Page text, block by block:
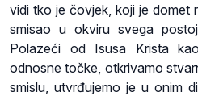
vidi tko je čovjek, koji je domet
smisao u okviru svega
Polazeći od Isusa Krista
odnosne točke, otkrivamo
smislu, utvrđujemo je u onim